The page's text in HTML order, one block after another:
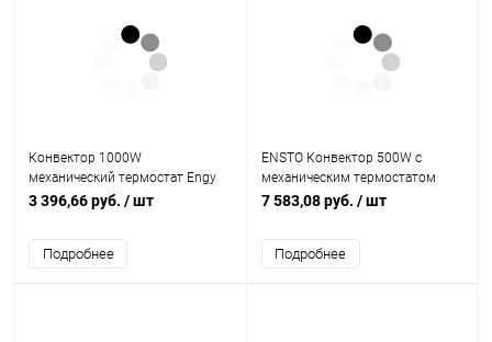
Конвектор 1000W
механический термостат Engy
EN-1000 (010551)
3 396,66 руб. / шт
Подробнее
ENSTO Конвектор 500W с
механическим термостатом
IP21 389мм (EPHBM05PR)
7 583,08 руб. / шт
Подробнее